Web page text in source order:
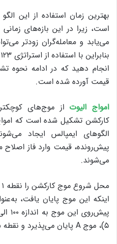
بهترین زمان استفاده از این
است، زیرا در این بازه‌های
می‌یابد و معامله‌گران زودتر
انجام دهید که در ادامه نحوه
قیمت آورده شده است.
امواج الیوتاز موج‌های
کارکشن تشکیل شده است که
الگوهای ایمپالس ایجاد
پیش‌رونده، قیمت وارد فاز
می‌شوند.
۵)، موج A پایان می‌پذیرد و نقطه شماره ۲ شکل می‌گیرد.